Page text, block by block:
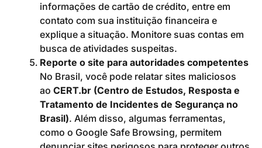
informações de cartão de crédito, entre em
contato com sua instituição financeira e
explique a situação. Monitore suas contas em
busca de atividades suspeitas.
Reporte o site para autoridades competentes
No Brasil, você pode relatar sites maliciosos
ao CERT.br (Centro de Estudos, Resposta e
Tratamento de Incidentes de Segurança no
Brasil). Além disso, algumas ferramentas,
como o Google Safe Browsing, permitem